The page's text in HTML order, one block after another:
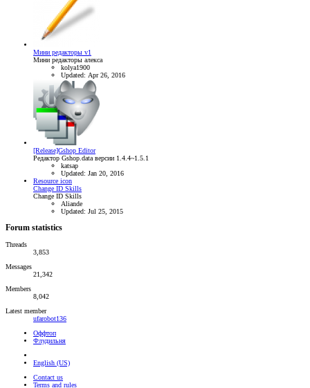
Мини редакторы v1
Мини редакторы алекса
kolya1900
Updated: Apr 26, 2016
[Release]Gshop Editor
Редактор Gshop.data версии 1.4.4~1.5.1
katsap
Updated: Jan 20, 2016
Resource icon
Change ID Skills
Change ID Skills
Aliande
Updated: Jul 25, 2015
Forum statistics
Threads
3,853
Messages
21,342
Members
8,042
Latest member
ufarobot136
Оффтоп
Флудильня
English (US)
Contact us
Terms and rules